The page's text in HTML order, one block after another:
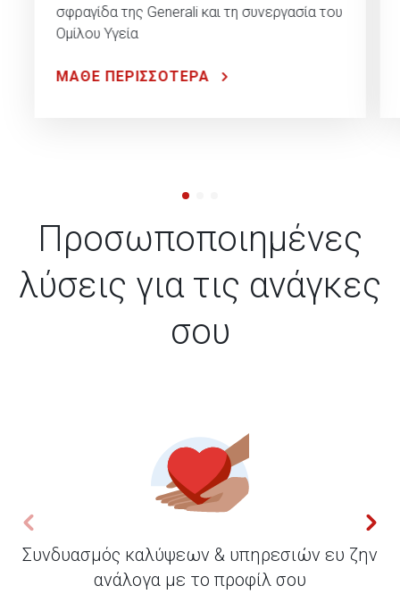
σφραγίδα της Generali και τη συνεργασία του
Ομίλου Υγεία
ΜΑΘΕ ΠΕΡΙΣΣΟΤΕΡΑ
Προσωποποιημένες
λύσεις για τις ανάγκες
σου
Συνδυασμός καλύψεων & υπηρεσιών ευ ζην
ανάλογα με το προφίλ σου